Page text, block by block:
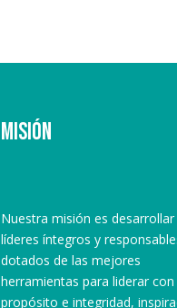
Misión
Nuestra misión es desarrollar
líderes íntegros y
dotados de las mejores
herramientas para liderar con
propósito e integridad,